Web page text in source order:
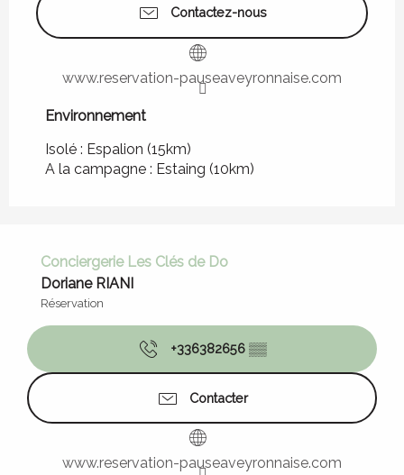
Contactez-nous
www.reservation-pauseaveyronnaise.com
Environnement
Environnement
Isolé : Espalion (15km)
A la campagne : Estaing (10km)
Conciergerie Les Clés de Do
Doriane RIANI
Réservation
+336382656 ▒▒
Contacter
www.reservation-pauseaveyronnaise.com